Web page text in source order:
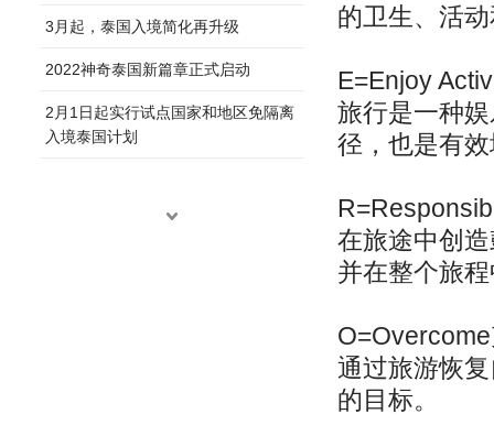
3月起，泰国入境简化再升级
2022神奇泰国新篇章正式启动
2月1日起实行试点国家和地区免隔离
入境泰国计划
的卫生、活
E=Enjoy
旅行是一种
径，也是有
在旅途中创
并在整个旅
通过旅游恢
的目标。